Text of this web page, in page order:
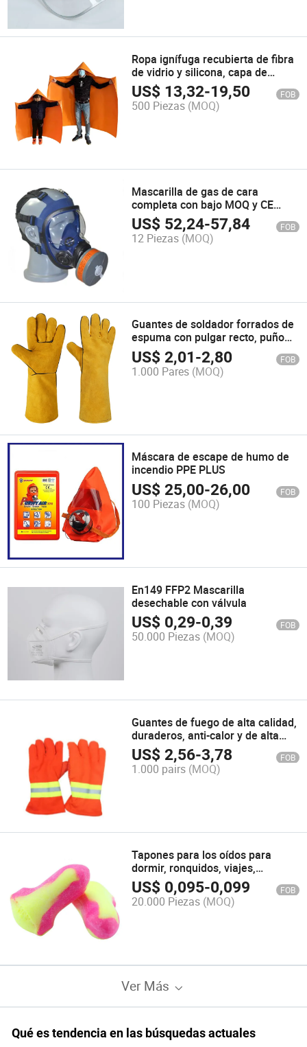
Ropa ignífuga recubierta de fibra
de vidrio y silicona, capa de
resistencia al fuego
US$ 13,32-19,50 FOB
500 Piezas (MOQ)
Mascarilla de gas de cara
completa con bajo MOQ y CE
Rd40 Filtro de respirador
personal Enterface
US$ 52,24-57,84 FOB
12 Piezas (MOQ)
Guantes de soldador forrados de
espuma con pulgar recto, puño
de cuero rígido
US$2,01-2,80 FOB
1.000 Pares (MOQ)
Máscara de escape de humo de
incendio PPE PLUS
US$25,00-26,00 FOB
100 Piezas (MOQ)
En149 FFP2 Mascarilla
desechable con válvula
US$ 0,29-0,39 FOB
50.000 Piezas (MOQ)
Guantes de fuego de alta calidad,
duraderos, anti-calor y de alta
temperatura
US$2,56-3,78 FOB
1.000 pairs (MOQ)
Tapones para los oídos para
dormir, ronquidos, viajes,
conciertos, estudiar
US$ 0,095-0,099 FOB
20.000 Piezas (MOQ)
Ver Más
Qué es tendencia en las búsquedas actuales